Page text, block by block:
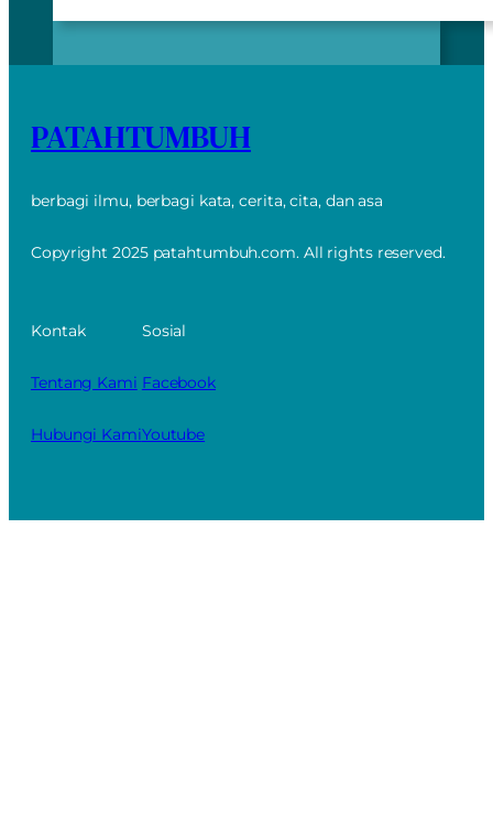
PATAHTUMBUH
berbagi ilmu, berbagi kata, cerita, cita, dan asa
Copyright 2025 patahtumbuh.com. All rights reserved.
Kontak
Tentang Kami
Hubungi Kami
Sosial
Facebook
Youtube